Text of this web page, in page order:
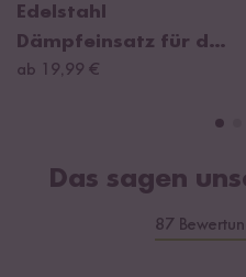
Edelstahl
Dämpfeinsatz für den
Digitalen Mini
ab 19,99 €
Das sagen
87